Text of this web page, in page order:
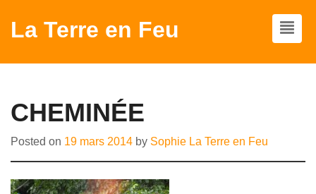
La Terre en Feu
CHEMINÉE
Posted on 19 mars 2014 by Sophie La Terre en Feu